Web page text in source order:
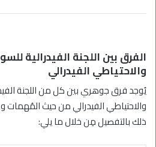
الفرق بين اللجنة الفيدرالية
والاحتياطي الفيدرالي
يُوجد فرق جوهري بين كل من اللجنة
والاحتياطي الفيدرالي من حيث
ذلك بالتفصيل مِن خلال ما يلي: